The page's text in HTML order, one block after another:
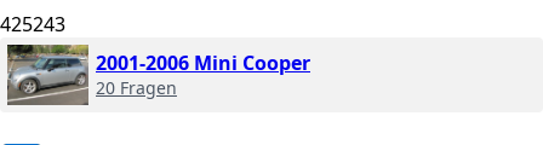
425243
2001-2006 Mini Cooper
20 Fragen